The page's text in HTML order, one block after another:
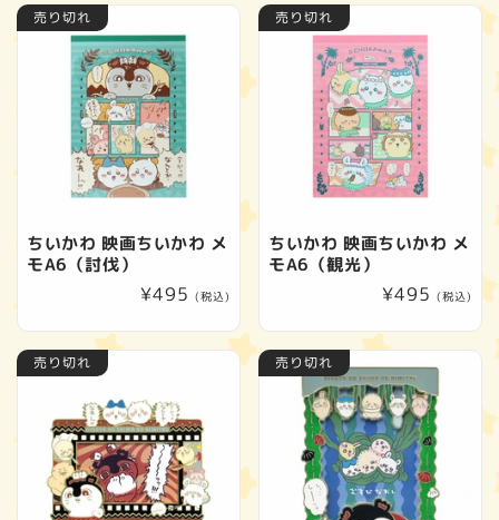
格
格
売り切れ
ちいかわ 映画ちいかわ メ
モA6（討伐）
通
¥495 (税込)
売り切れ
ちいかわ 映画ちいかわ メ
モA6（観光）
通
価
格
¥495 (税込)
売り切れ 売り切れ